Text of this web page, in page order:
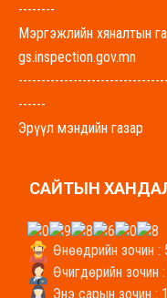
--------
Мэргэжлийн хяналтын
gs.inspection.gov.mn
------
Эрүүл мэндийн газар
-------
Хүнс, хөдөө аж ахуйн
uhaag.gs.gov.mn
-------
САЙТЫН
Өнөөдрийн зочин :
Өчигдөрийн зочин
Энэ сарын зочин :